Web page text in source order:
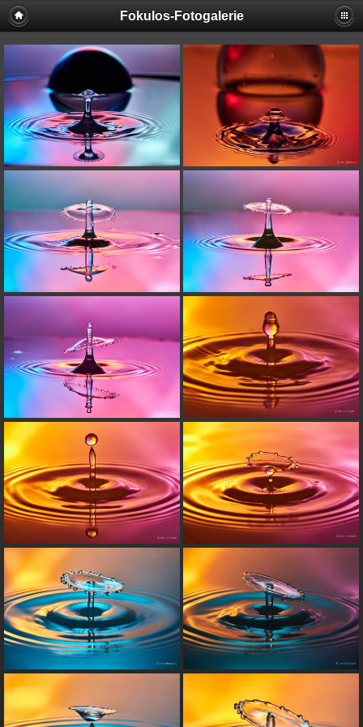
Fokulos-Fotogalerie